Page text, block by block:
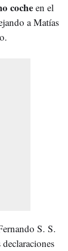
coche en el
a Matías
S. S.